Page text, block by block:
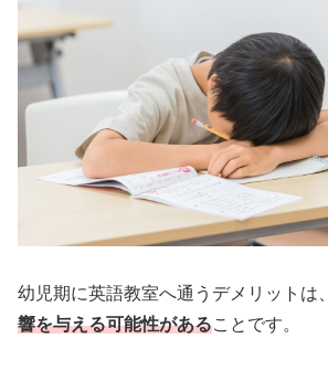
幼児期に英語教室へ通うデメリットは、
響を与える可能性があることです。